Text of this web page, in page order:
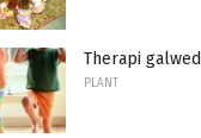
Therapi
PLANT